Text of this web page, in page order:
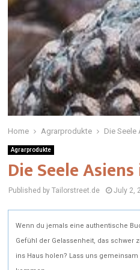
Home Agrarprodukte Die Seele
Agrarprodukte
Die Seele
Published by Tailorstreet.de July 2,
Wenn du jemals eine authentische
Gefühl der Gelassenheit, das schwer
ins Haus holen? Lass uns